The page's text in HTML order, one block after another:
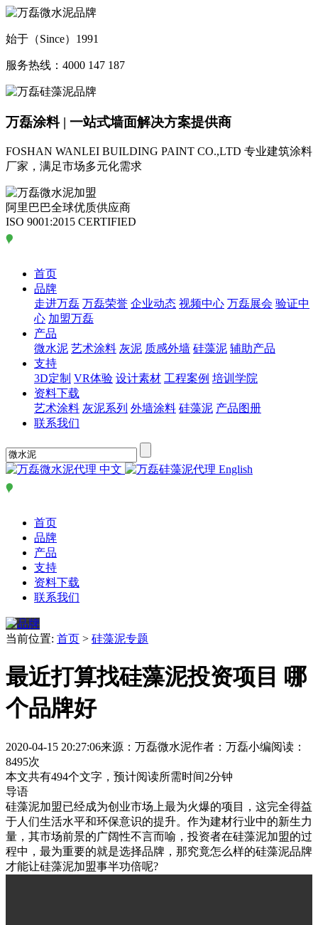
始于（Since）1991
服务热线：4000 147 187
万磊涂料 | 一站式墙面解决方案提供商
FOSHAN WANLEI BUILDING PAINT CO.,LTD 专业建筑涂料
厂家，满足市场多元化需求
阿里巴巴全球优质供应商
ISO 9001:2015 CERTIFIED
首页
品牌
走进万磊 万磊荣誉 企业动态 视频中心 万磊展会 验证中
心 加盟万磊
产品
微水泥 艺术涂料 灰泥 质感外墙 硅藻泥 辅助产品
支持
3D定制 VR体验 设计素材 工程案例 培训学院
资料下载
艺术涂料 灰泥系列 外墙涂料 硅藻泥 产品图册
联系我们
中文 English
首页
品牌
产品
支持
资料下载
联系我们
当前位置: 首页 > 硅藻泥专题
最近打算找硅藻泥投资项目 哪
个品牌好
2020-04-15 20:27:06来源：万磊微水泥作者：万磊小编阅读：
8495次
本文共有494个文字，预计阅读所需时间2分钟
导语
硅藻泥加盟已经成为创业市场上最为火爆的项目，这完全得益
于人们生活水平和环保意识的提升。作为建材行业中的新生力
量，其市场前景的广阔性不言而喻，投资者在硅藻泥加盟的过
程中，最为重要的就是选择品牌，那究竟怎么样的硅藻泥品牌
才能让硅藻泥加盟事半功倍呢?